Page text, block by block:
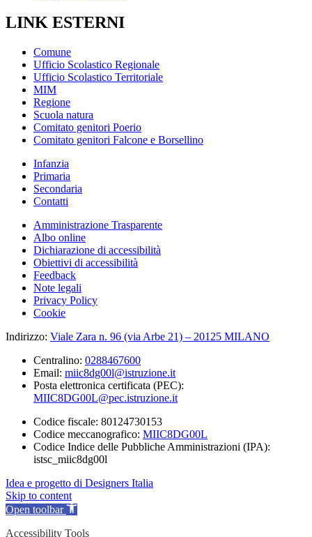
LINK ESTERNI
Comune
Ufficio Scolastico Regionale
Ufficio Scolastico Territoriale
MIM
Regione
Scuola natura
Comitato genitori Poerio
Comitato genitori Falcone e Borsellino
Infanzia
Primaria
Secondaria
Contatti
Amministrazione Trasparente
Albo online
Dichiarazione di accessibilità
Obiettivi di accessibilità
Feedback
Note legali
Privacy Policy
Cookie
Indirizzo: Viale Zara n. 96 (via Arbe 21) – 20125 MILANO
Centralino: 0288467600
Email: miic8dg00l@istruzione.it
Posta elettronica certificata (PEC):
MIIC8DG00L@pec.istruzione.it
Codice fiscale: 80124730153
Codice meccanografico: MIIC8DG00L
Codice Indice delle Pubbliche Amministrazioni (IPA):
istsc_miic8dg00l
Idea e progetto di Designers Italia
Skip to content
Open toolbar
Accessibility Tools